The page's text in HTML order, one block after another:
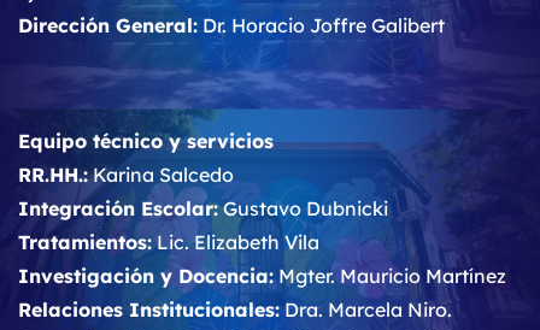
Dirección General: Dr. Horacio Joffre Galibert
Equipo técnico y servicios
RR.HH.:Karina Salcedo
Integración Escolar:Gustavo Dubnicki
Tratamientos:Lic. Elizabeth Vila
Investigación y Docencia: Mgter. Mauricio Martínez
Relaciones Institucionales: Dra. Marcela Niro.